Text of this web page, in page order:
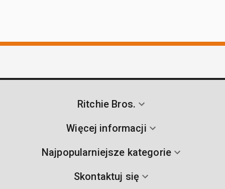
Ritchie Bros.
Więcej informacji
Najpopularniejsze kategorie
Skontaktuj się